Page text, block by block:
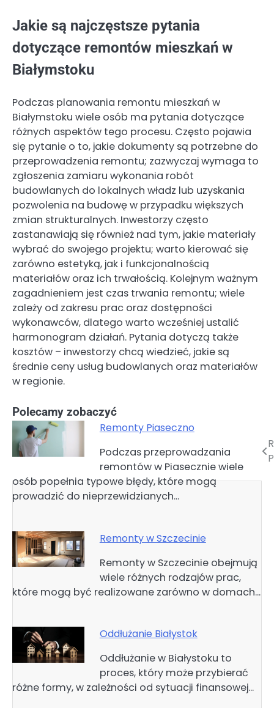
Jakie są najczęstsze pytania
dotyczące remontów mieszkań w
Białymstoku
Podczas planowania remontu mieszkań w
Białymstoku wiele osób ma pytania dotyczące
różnych aspektów tego procesu. Często pojawia
się pytanie o to, jakie dokumenty są potrzebne do
przeprowadzenia remontu; zazwyczaj wymaga to
zgłoszenia zamiaru wykonania robót
budowlanych do lokalnych władz lub uzyskania
pozwolenia na budowę w przypadku większych
zmian strukturalnych. Inwestorzy często
zastanawiają się również nad tym, jakie materiały
wybrać do swojego projektu; warto kierować się
zarówno estetyką, jak i funkcjonalnością
materiałów oraz ich trwałością. Kolejnym ważnym
zagadnieniem jest czas trwania remontu; wiele
zależy od zakresu prac oraz dostępności
wykonawców, dlatego warto wcześniej ustalić
harmonogram działań. Pytania dotyczą także
kosztów – inwestorzy chcą wiedzieć, jakie są
średnie ceny usług budowlanych oraz materiałów
w regionie.
Polecamy zobaczyć
Remonty Piaseczno
Podczas przeprowadzania
remontów w Piasecznie wiele
osób popełnia typowe błędy, które mogą
prowadzić do nieprzewidzianych…
Remonty w Szczecinie
Remonty w Szczecinie obejmują
wiele różnych rodzajów prac,
które mogą być realizowane zarówno w domach…
Oddłużanie Białystok
Oddłużanie w Białystoku to
proces, który może przybierać
różne formy, w zależności od sytuacji finansowej…
Nawigacja